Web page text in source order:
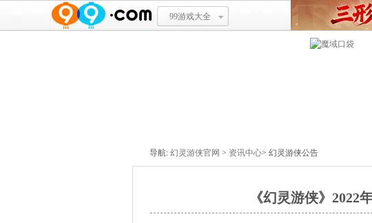
99游戏大全
导航: 幻灵游侠官网 > 资讯中心> 幻灵游侠公告
《幻灵游侠》2022